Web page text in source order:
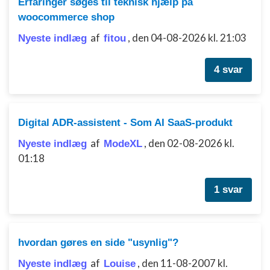
woocommerce shop
Nyeste indlæg af fitou , den 04-08-2026 kl. 21:03
4 svar
Digital ADR-assistent - Som AI SaaS-produkt
Nyeste indlæg af ModeXL , den 02-08-2026 kl.
01:18
1 svar
hvordan gøres en side "usynlig"?
Nyeste indlæg af Louise , den 11-08-2007 kl.
Udvikle og forbedre tjenester
Bruge begrænsede oplysninger til at vælge
Identificere enheder baseret på aktivt
anmodede oplysninger
Ikke-IAB-behandlingsformål:
Annoncering / marketing